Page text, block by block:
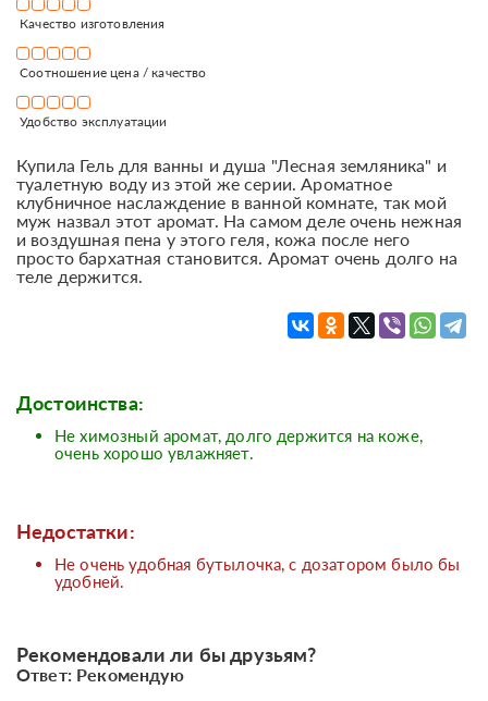
Качество изготовления
Соотношение цена / качество
Удобство эксплуатации
Купила Гель для ванны и душа "Лесная земляника" и
туалетную воду из этой же серии. Ароматное
клубничное наслаждение в ванной комнате, так мой
муж назвал этот аромат. На самом деле очень нежная
и воздушная пена у этого геля, кожа после него
просто бархатная становится. Аромат очень долго на
теле держится.
Достоинства:
Не химозный аромат, долго держится на коже,
очень хорошо увлажняет.
Недостатки:
Не очень удобная бутылочка, с дозатором было бы
удобней.
Рекомендовали ли бы друзьям?
Ответ: Рекомендую